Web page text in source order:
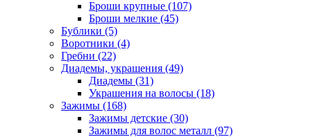
Броши крупные (107)
Броши мелкие (45)
Бублики (5)
Воротники (4)
Гребни (22)
Диадемы, украшения (49)
Диадемы (31)
Украшения на волосы (18)
Зажимы (168)
Зажимы детские (30)
Зажимы для волос металл (97)